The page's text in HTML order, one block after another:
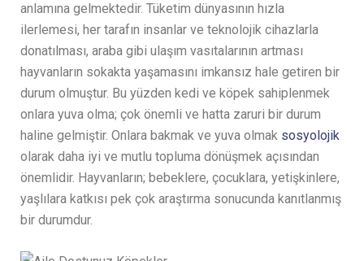
anlamına gelmektedir. Tüketim dünyasının hızla
ilerlemesi, her tarafın insanlar ve teknolojik cihazlarla
donatılması, araba gibi ulaşım vasıtalarının artması
hayvanların sokakta yaşamasını imkansız hale getiren bir
durum olmuştur. Bu yüzden kedi ve köpek sahiplenmek
onlara yuva olma; çok önemli ve hatta zaruri bir durum
haline gelmiştir. Onlara bakmak ve yuva olmak sosyolojik
olarak daha iyi ve mutlu topluma dönüşmek açısından
önemlidir. Hayvanların; bebeklere, çocuklara, yetişkinlere,
yaşlılara katkısı pek çok araştırma sonucunda kanıtlanmış
bir durumdur.